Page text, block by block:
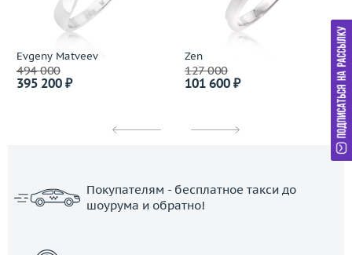
Evgeny Matveev
494 000
395 200 ₽
Zen
127 000
101 600 ₽
Покупателям - бесплатное такси до
шоурума и обратно!